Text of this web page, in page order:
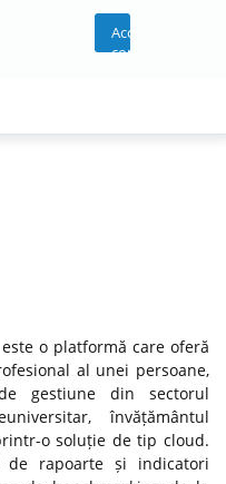
Acces
cont
o platformă care oferă
al unei persoane,
gestiune din sectorul
învățământul
o soluție de tip cloud.
de rapoarte și indicatori